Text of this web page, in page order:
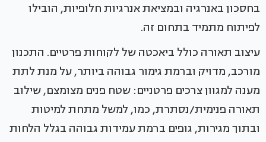
בחסכון באנרגיה ובמציאת אנרגיות חלופיות, הובילו
לפיתוח מתמיד בתחום זה.
עיצוב תאורה כולל ביאכטה של לקוחות פרטיים. התכנון
מורכב, מדויק וברמת גימור גבוהה ביותר, על מנת לתת
מענה למגוון צרכים פרטניים: שטח פנים מצומצם, שילוב
תאורה פנימית/נסתרת, כמו, למשל מתחת למיטות
ובתוך מגירות, גופים ברמת עמידות גבוהה בגלל הלחות